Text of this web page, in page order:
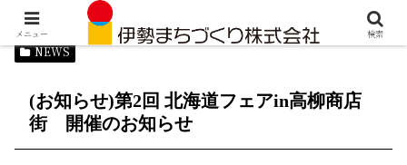
NEWS
(お知らせ)第2回 北海道フェアin高柳商店
街 開催のお知らせ
メニュー 検索